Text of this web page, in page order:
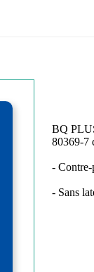
BQ
80369-7
-
- Sans